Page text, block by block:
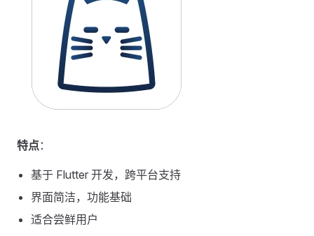
特点：
基于 Flutter 开发，跨平台支持
界面简洁，功能基础
适合尝鲜用户